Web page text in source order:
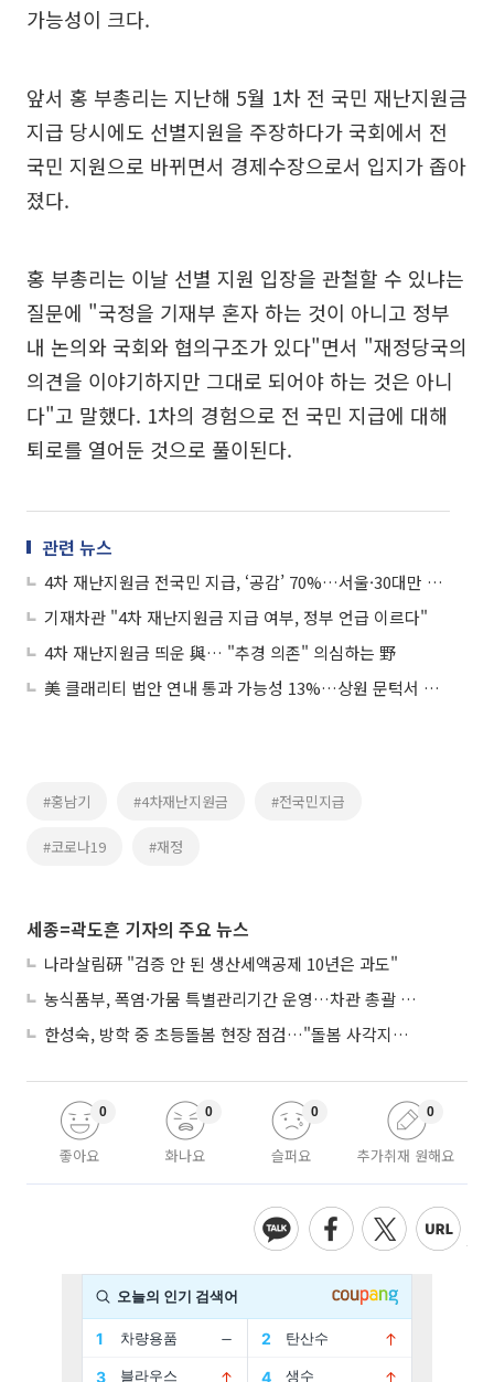
가능성이 크다.
앞서 홍 부총리는 지난해 5월 1차 전 국민 재난지원금
지급 당시에도 선별지원을 주장하다가 국회에서 전
국민 지원으로 바뀌면서 경제수장으로서 입지가 좁아
졌다.
홍 부총리는 이날 선별 지원 입장을 관철할 수 있냐는
질문에 "국정을 기재부 혼자 하는 것이 아니고 정부
내 논의와 국회와 협의구조가 있다"면서 "재정당국의
의견을 이야기하지만 그대로 되어야 하는 것은 아니
다"고 말했다. 1차의 경험으로 전 국민 지급에 대해
퇴로를 열어둔 것으로 풀이된다.
관련 뉴스
4차 재난지원금 전국민 지급, ‘공감’ 70%…서울·30대만 50%대
기재차관 "4차 재난지원금 지급 여부, 정부 언급 이르다"
4차 재난지원금 띄운 與… "추경 의존" 의심하는 野
美 클래리티 법안 연내 통과 가능성 13%…상원 문턱서 제동
#홍남기 #4차재난지원금 #전국민지급
#코로나19 #재정
세종=곽도흔 기자의 주요 뉴스
나라살림硏 "검증 안 된 생산세액공제 10년은 과도"
농식품부, 폭염·가뭄 특별관리기간 운영…차관 총괄 대응체계 격상
한성숙, 방학 중 초등돌봄 현장 점검…"돌봄 사각지대 없애야"
좋아요
0
화나요
0
슬퍼요
0
추가취재 원해요
0